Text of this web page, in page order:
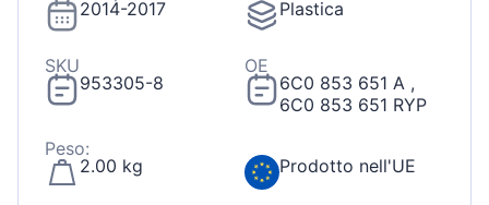
2014-2017
Plastica
SKU
953305-8
OE
6C0 853 651 A ,
6C0 853 651 RYP
Peso:
2.00 kg
Prodotto nell'UE